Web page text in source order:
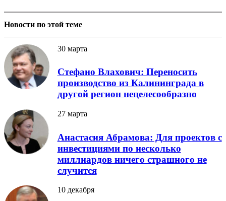
Новости по этой теме
30 марта
Стефано Влахович: Переносить
производство из Калининграда в
другой регион нецелесообразно
27 марта
Анастасия Абрамова: Для проектов с
инвестициями по несколько
миллиардов ничего страшного не
случится
10 декабря